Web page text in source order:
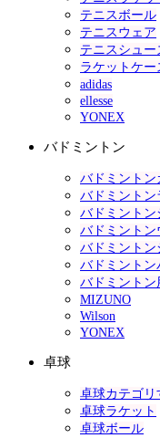
テニスボール
テニスウェア
テニスシュー
ラケットケー
adidas
ellesse
YONEX
バドミントン
バドミントン
バドミントン
バドミントン
バドミントン
バドミントン
バドミントン
バドミントン
MIZUNO
Wilson
YONEX
卓球
卓球カテゴリ
卓球ラケット
卓球ボール